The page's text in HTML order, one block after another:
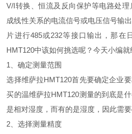
V/I转换、恒流及反向保护等电路处
成线性关系的电流信号或电压信号输
片进行485或232等接口输出，那在
HMT120中该如何挑选呢？今天小编
1、确定测量范围
选择维萨拉HMT120首先要确定企业
买的温维萨拉HMT120测量的到底是
是相对湿度，而有的是湿度，因此需要
2、选择测量精度